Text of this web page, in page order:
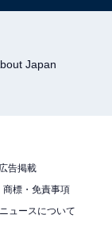
Japan
広告掲載
商標・免責事項
ュースについて